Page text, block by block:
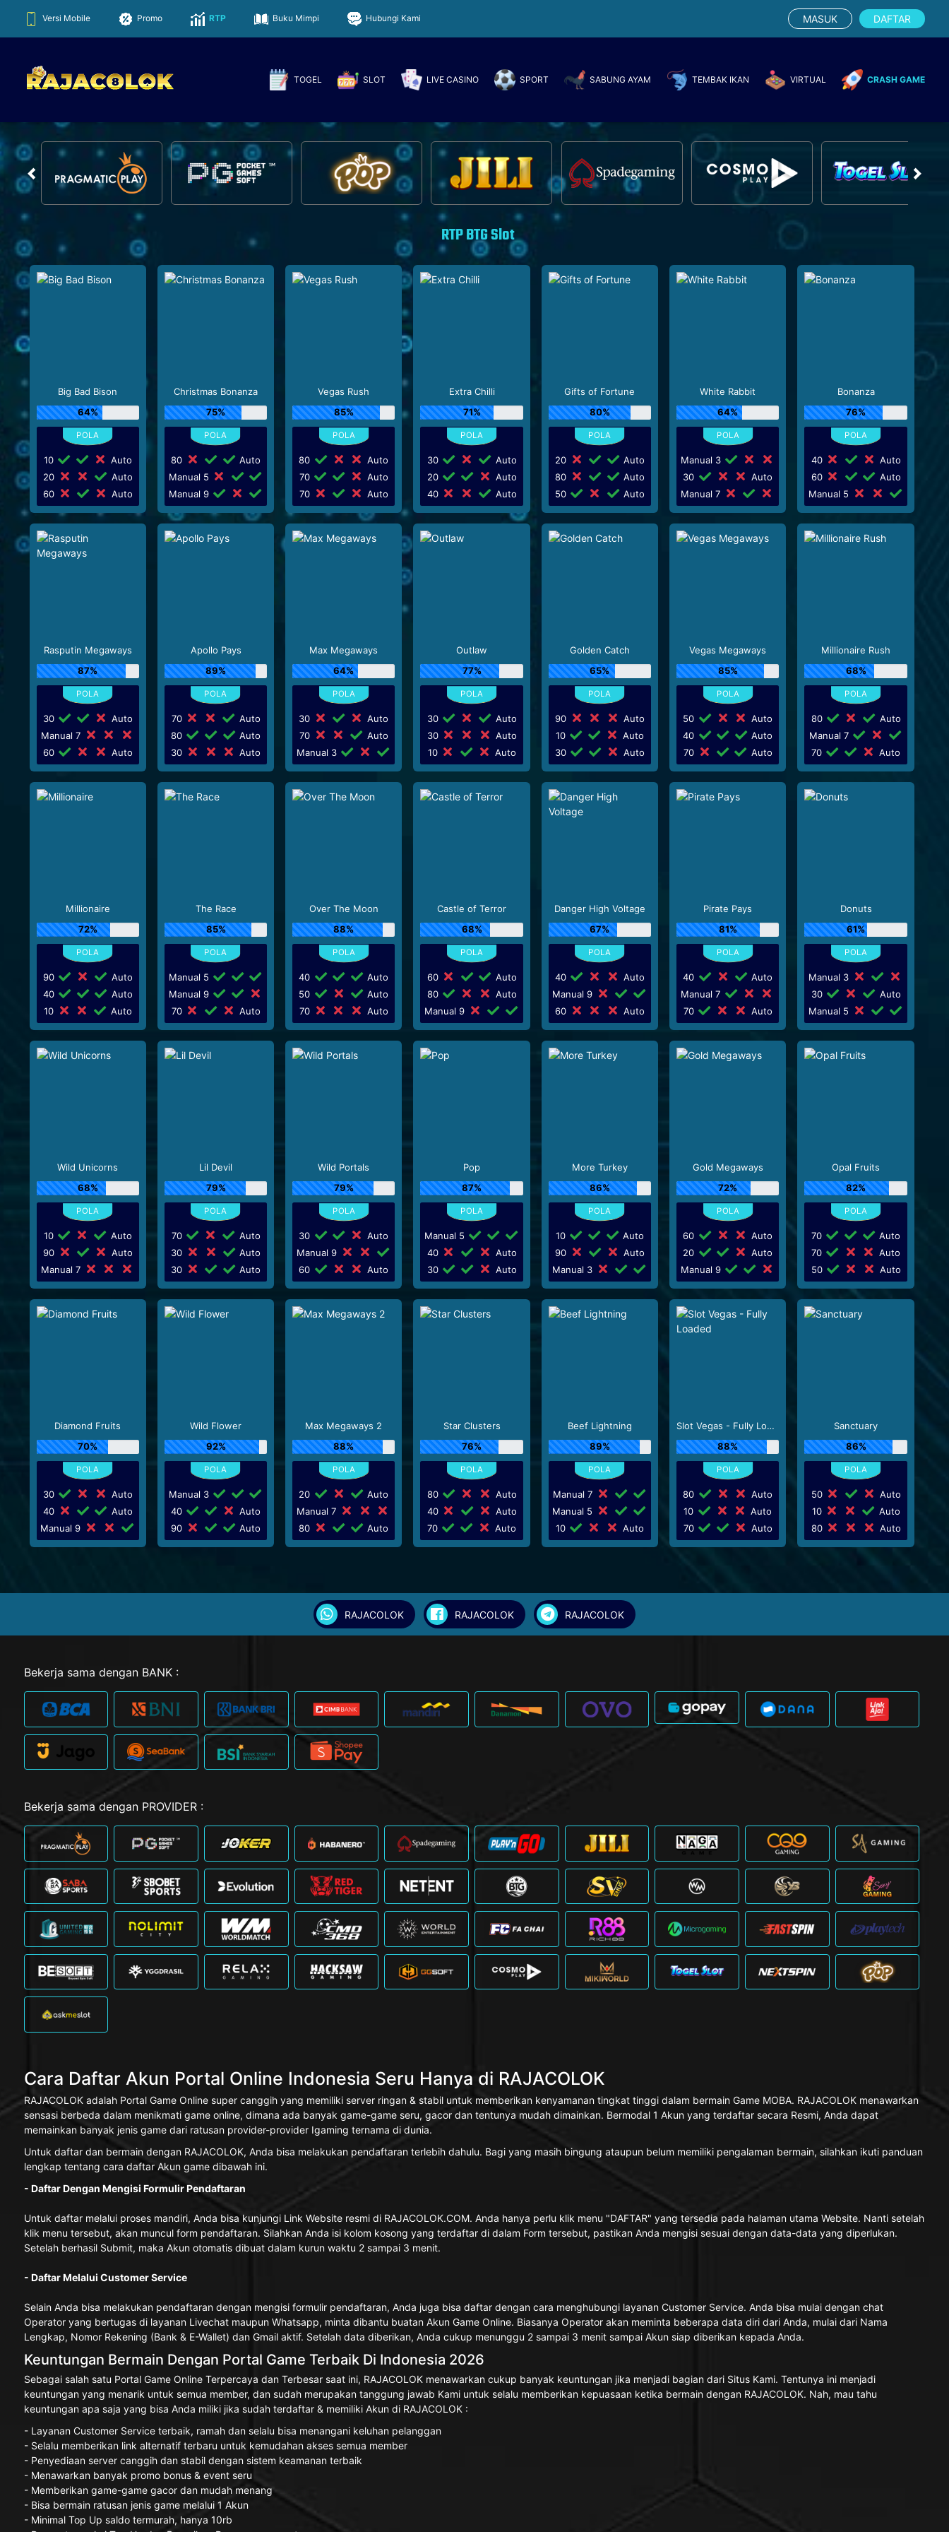
Versi Mobile Promo RTP Buku Mimpi Hubungi Kami MASUK DAFTAR
TOGEL SLOT LIVE CASINO SPORT SABUNG AYAM TEMBAK IKAN VIRTUAL CRASH GAME
RTP BTG Slot
Big Bad Bison
64%
10
Auto
20
Auto
60
Auto
Christmas Bonanza
75%
80
Auto
Manual 5
Manual 9
Vegas Rush
85%
80
Auto
70
Auto
70
Auto
Extra Chilli
71%
30
Auto
20
Auto
40
Auto
Gifts of Fortune
80%
20
Auto
80
Auto
50
Auto
White Rabbit
64%
Manual 3
30
Auto
Manual 7
Bonanza
76%
40
Auto
60
Auto
Manual 5
Rasputin Megaways
87%
30
Auto
Manual 7
60
Auto
Apollo Pays
89%
70
Auto
80
Auto
30
Auto
Max Megaways
64%
30
Auto
70
Auto
Manual 3
Outlaw
77%
30
Auto
30
Auto
10
Auto
Golden Catch
65%
90
Auto
10
Auto
30
Auto
Vegas Megaways
85%
50
Auto
40
Auto
70
Auto
Millionaire Rush
68%
80
Auto
Manual 7
70
Auto
Millionaire
72%
90
Auto
40
Auto
10
Auto
The Race
85%
Manual 5
Manual 9
70
Auto
Over The Moon
88%
40
Auto
50
Auto
70
Auto
Castle of Terror
68%
60
Auto
80
Auto
Manual 9
Danger High Voltage
67%
40
Auto
Manual 9
60
Auto
Pirate Pays
81%
40
Auto
Manual 7
70
Auto
Donuts
61%
Manual 3
30
Auto
Manual 5
Wild Unicorns
68%
10
Auto
90
Auto
Manual 7
Lil Devil
79%
70
Auto
30
Auto
30
Auto
Wild Portals
79%
30
Auto
Manual 9
60
Auto
Pop
87%
Manual 5
40
Auto
30
Auto
More Turkey
86%
10
Auto
90
Auto
Manual 3
Gold Megaways
72%
60
Auto
20
Auto
Manual 9
Opal Fruits
82%
70
Auto
70
Auto
50
Auto
Diamond Fruits
70%
30
Auto
40
Auto
Manual 9
Wild Flower
92%
Manual 3
40
Auto
90
Auto
Max Megaways 2
88%
20
Auto
Manual 7
80
Auto
Star Clusters
76%
80
Auto
40
Auto
70
Auto
Beef Lightning
89%
Manual 7
Manual 5
10
Auto
Slot Vegas - Fully Loaded
88%
80
Auto
10
Auto
70
Auto
Sanctuary
86%
50
Auto
10
Auto
80
Auto
RAJACOLOK RAJACOLOK RAJACOLOK
Bekerja sama dengan BANK :
Bekerja sama dengan PROVIDER :
Cara Daftar Akun Portal Online Indonesia Seru Hanya di RAJACOLOK
RAJACOLOK adalah Portal Game Online super canggih yang memiliki server ringan & stabil untuk memberikan kenyamanan tingkat tinggi dalam bermain Game MOBA. RAJACOLOK menawarkan
sensasi berbeda dalam menikmati game online, dimana ada banyak game-game seru, gacor dan tentunya mudah dimainkan. Bermodal 1 Akun yang terdaftar secara Resmi, Anda dapat
memainkan banyak jenis game dari ratusan provider-provider Igaming ternama di dunia.
Untuk daftar dan bermain dengan RAJACOLOK, Anda bisa melakukan pendaftaran terlebih dahulu. Bagi yang masih bingung ataupun belum memiliki pengalaman bermain, silahkan ikuti panduan
lengkap tentang cara daftar Akun game dibawah ini.
- Daftar Dengan Mengisi Formulir Pendaftaran
Untuk daftar melalui proses mandiri, Anda bisa kunjungi Link Website resmi di RAJACOLOK.COM. Anda hanya perlu klik menu "DAFTAR" yang tersedia pada halaman utama Website. Nanti setelah
klik menu tersebut, akan muncul form pendaftaran. Silahkan Anda isi kolom kosong yang terdaftar di dalam Form tersebut, pastikan Anda mengisi sesuai dengan data-data yang diperlukan.
Setelah berhasil Submit, maka Akun otomatis dibuat dalam kurun waktu 2 sampai 3 menit.
- Daftar Melalui Customer Service
Selain Anda bisa melakukan pendaftaran dengan mengisi formulir pendaftaran, Anda juga bisa daftar dengan cara menghubungi layanan Customer Service. Anda bisa mulai dengan chat
Operator yang bertugas di layanan Livechat maupun Whatsapp, minta dibantu buatan Akun Game Online. Biasanya Operator akan meminta beberapa data diri dari Anda, mulai dari Nama
Lengkap, Nomor Rekening (Bank & E-Wallet) dan Gmail aktif. Setelah data diberikan, Anda cukup menunggu 2 sampai 3 menit sampai Akun siap diberikan kepada Anda.
Keuntungan Bermain Dengan Portal Game Terbaik Di Indonesia 2026
Sebagai salah satu Portal Game Online Terpercaya dan Terbesar saat ini, RAJACOLOK menawarkan cukup banyak keuntungan jika menjadi bagian dari Situs Kami. Tentunya ini menjadi
keuntungan yang menarik untuk semua member, dan sudah merupakan tanggung jawab Kami untuk selalu memberikan kepuasaan ketika bermain dengan RAJACOLOK. Nah, mau tahu
keuntungan apa saja yang bisa Anda miliki jika sudah terdaftar & memiliki Akun di RAJACOLOK :
- Layanan Customer Service terbaik, ramah dan selalu bisa menangani keluhan pelanggan
- Selalu memberikan link alternatif terbaru untuk kemudahan akses semua member
- Penyediaan server canggih dan stabil dengan sistem keamanan terbaik
- Menawarkan banyak promo bonus & event seru
- Memberikan game-game gacor dan mudah menang
- Bisa bermain ratusan jenis game melalui 1 Akun
- Minimal Top Up saldo termurah, hanya 10rb